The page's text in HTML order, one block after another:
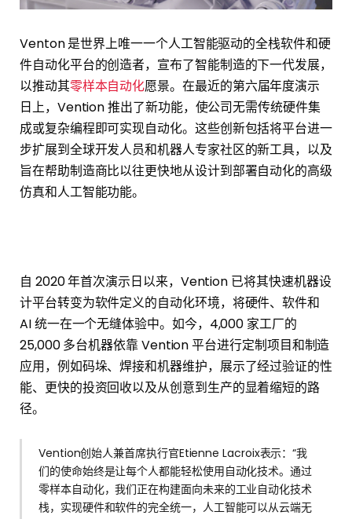
Venton 是世界上唯一一个人工智能驱动的全栈软件和硬
件自动化平台的创造者，宣布了智能制造的下一代发展，
以推动其零样本自动化愿景。在最近的第六届年度演示
日上，Vention 推出了新功能，使公司无需传统硬件集
成或复杂编程即可实现自动化。这些创新包括将平台进一
步扩展到全球开发人员和机器人专家社区的新工具，以及
旨在帮助制造商比以往更快地从设计到部署自动化的高级
仿真和人工智能功能。
自 2020 年首次演示日以来，Vention 已将其快速机器设
计平台转变为软件定义的自动化环境，将硬件、软件和
AI 统一在一个无缝体验中。如今，4,000 家工厂的
25,000 多台机器依靠 Vention 平台进行定制项目和制造
应用，例如码垛、焊接和机器维护，展示了经过验证的性
能、更快的投资回收以及从创意到生产的显着缩短的路
径。
Vention创始人兼首席执行官Etienne Lacroix表示：“我
们的使命始终是让每个人都能轻松使用自动化技术。通过
零样本自动化，我们正在构建面向未来的工业自动化技术
栈，实现硬件和软件的完全统一，人工智能可以从云端无